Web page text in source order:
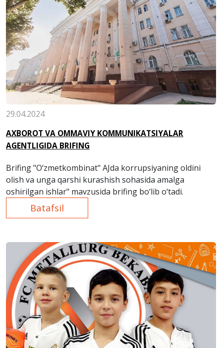
29.04.2024
AXBOROT VA OMMAVIY KOMMUNIKATSIYALAR
AGENTLIGIDA BRIFING
Brifing "O‘zmetkombinat" AJda korrupsiyaning oldini
olish va unga qarshi kurashish sohasida amalga
oshirilgan ishlar" mavzusida brifing bo‘lib o‘tadi.
Batafsil